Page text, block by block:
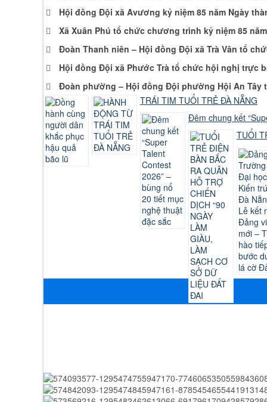
Hội đồng Đội xã Avương kỷ niệm 85 năm Ngày
Xã Xuân Phú tổ chức chương trình kỷ niệm 85
Đoàn Thanh niên – Hội đồng Đội xã Trà Vân tổ
Hội đồng Đội xã Phước Trà tổ chức hội nghị trực
Đoàn phường – Hội đồng Đội phường Hội An
TRÁI TIM TUỔI TRẺ ĐÀ NẴNG
Đêm chung kết
TUỔI